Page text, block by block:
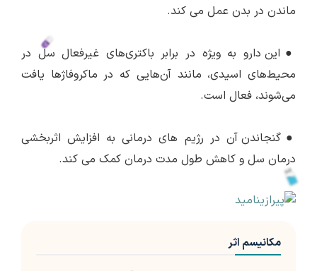
ماندن در بدن عمل می کند.
● این دارو به ویژه در برابر باکتری‌های غیرفعال سل در
محیط‌های اسیدی، مانند آن‌هایی که در ماکروفاژها یافت
می‌شوند، فعال است.
●گنجاندن آن در رژیم های درمانی به افزایش اثربخشی
درمان سل و کاهش طول مدت درمان کمک می کند.
مکانیسم اثر